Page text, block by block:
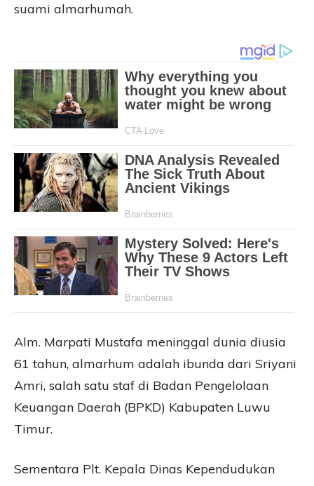
suami almarhumah.
Alm. Marpati Mustafa meninggal dunia diusia
61 tahun, almarhum adalah ibunda dari Sriyani
Amri, salah satu staf di Badan Pengelolaan
Keuangan Daerah (BPKD) Kabupaten Luwu
Timur.
Sementara Plt. Kepala Dinas Kependudukan